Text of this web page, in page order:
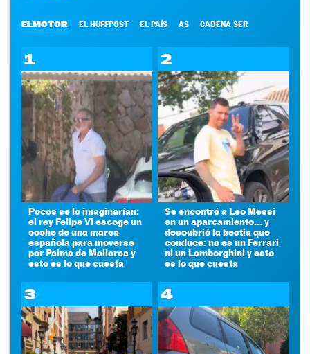
ELMOTOR EL HUFFPOST EL PAÍS AS CADENA SER
1
Pocos se lo imaginarían:
el rey Felipe VI escoge un
coche de una marca
española para moverse
por Palma de Mallorca y
esto es lo que cuesta
2
Se encontró a Leo Messi
en un aparcamiento... y
descubrió la bestia que
conduce: no es un Ferrari
ni un Lamborghini y esto
es lo que cuesta
3 4